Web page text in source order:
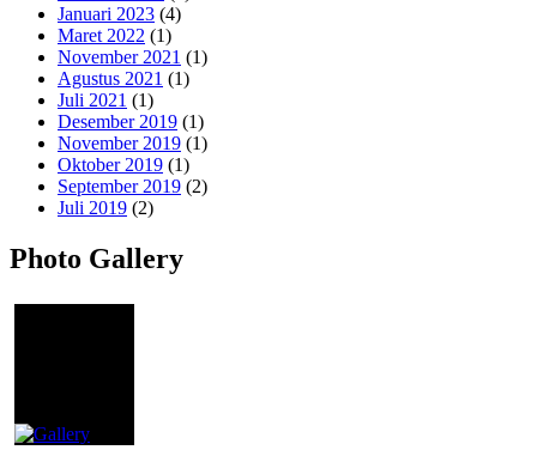
Januari 2023 (4)
Maret 2022 (1)
November 2021 (1)
Agustus 2021 (1)
Juli 2021 (1)
Desember 2019 (1)
November 2019 (1)
Oktober 2019 (1)
September 2019 (2)
Juli 2019 (2)
Photo Gallery